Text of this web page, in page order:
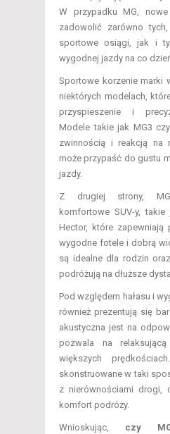
W przypadku MG,
zadowolić zarówno
sportowe osiągi, jak i
wygodnej jazdy na co
Sportowe korzenie marki
niektórych modelach,
przyspieszenie i
Modele takie jak MG3
zwinnością i reakcją na
może przypaść do gustu
jazdy.
Z drugiej strony,
komfortowe SUV-y,
Hector, które zapewniają
wygodne fotele i dobrą
są idealne dla rodzin
podróżują na dłuższe
Pod względem hałasu i
również prezentują się
akustyczna jest na
pozwala na
większych
skonstruowane w taki
z nierównościami drogi,
komfort podróży.
Wnioskując, czy